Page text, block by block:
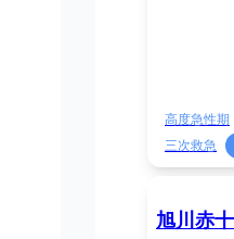
高度急性期
三次救急
旭川赤